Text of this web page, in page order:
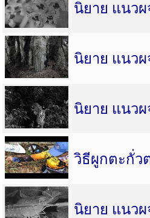
นิยาย แนว
นิยาย แนว
นิยาย แนว
วิธีผูกตะกั่ว
นิยาย แนว